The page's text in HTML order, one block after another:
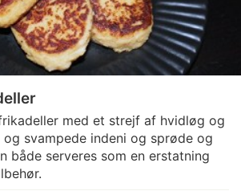
med et strejf af hvidløg og
svampede indeni og sprøde og
både serveres som en erstatning